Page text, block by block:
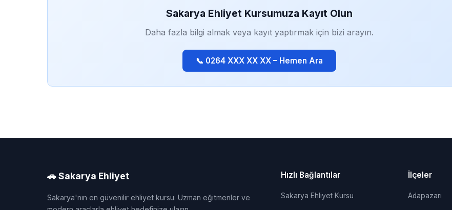
Sakarya Ehliyet Kursumuza Kayıt Olun
Daha fazla bilgi almak veya kayıt yaptırmak için bizi arayın.
📞 0264 XXX XX XX – Hemen Ara
🚗 Sakarya Ehliyet
Sakarya'nın en güvenilir ehliyet kursu. Uzman eğitmenler ve
Hızlı Bağlantılar
Sakarya Ehliyet Kursu
İlçeler
Adapazarı